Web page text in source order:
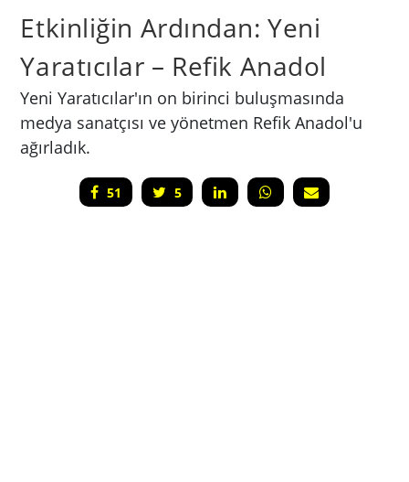
Etkinliğin Ardından: Yeni
Yaratıcılar – Refik Anadol
Yeni Yaratıcılar'ın on birinci buluşmasında
medya sanatçısı ve yönetmen Refik Anadol'u
ağırladık.
51 5